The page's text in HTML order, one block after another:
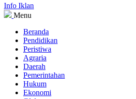
Info Iklan
Menu
Beranda
Pendidikan
Peristiwa
Agraria
Daerah
Pemerintahan
Hukum
Ekonomi